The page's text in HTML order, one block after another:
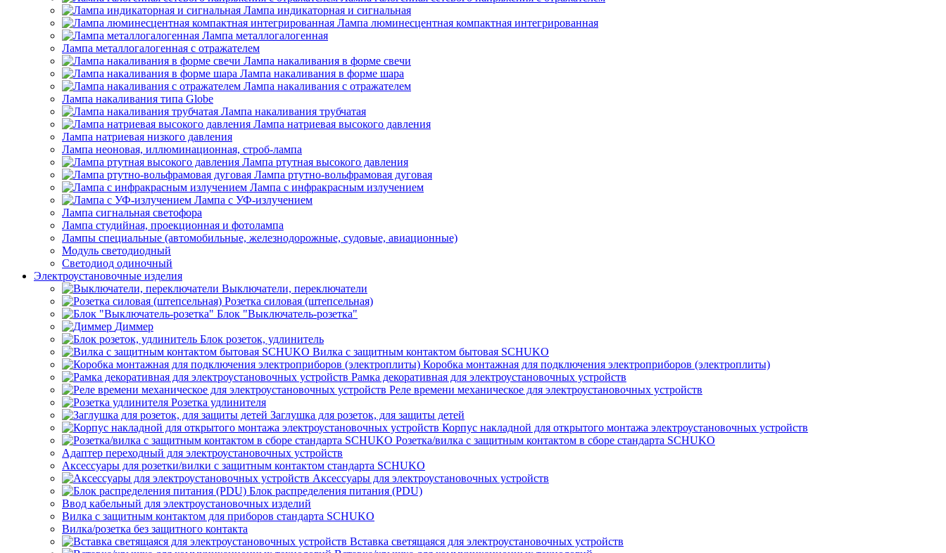
Лампа индикаторная и сигнальная
Лампа люминесцентная компактная интегрированная
Лампа металлогалогенная
Лампа металлогалогенная с отражателем
Лампа накаливания в форме свечи
Лампа накаливания в форме шара
Лампа накаливания с отражателем
Лампа накаливания типа Globe
Лампа накаливания трубчатая
Лампа натриевая высокого давления
Лампа натриевая низкого давления
Лампа неоновая, иллюминационная, строб-лампа
Лампа ртутная высокого давления
Лампа ртутно-вольфрамовая дуговая
Лампа с инфракрасным излучением
Лампа с УФ-излучением
Лампа сигнальная светофора
Лампа студийная, проекционная и фотолампа
Лампы специальные (автомобильные, железнодорожные, судовые, авиационные)
Модуль светодиодный
Светодиод одиночный
Электроустановочные изделия
Выключатели, переключатели
Розетка силовая (штепсельная)
Блок "Выключатель-розетка"
Диммер
Блок розеток, удлинитель
Вилка с защитным контактом бытовая SCHUKO
Коробка монтажная для подключения электроприборов (электроплиты)
Рамка декоративная для электроустановочных устройств
Реле времени механическое для электроустановочных устройств
Розетка удлинителя
Заглушка для розеток, для защиты детей
Корпус накладной для открытого монтажа электроустановочных устройств
Розетка/вилка с защитным контактом в сборе стандарта SCHUKO
Адаптер переходный для электроустановочных устройств
Аксессуары для розетки/вилки с защитным контактом стандарта SCHUKO
Аксессуары для электроустановочных устройств
Блок распределения питания (PDU)
Ввод кабельный для электроустановочных изделий
Вилка с защитным контактом для приборов стандарта SCHUKO
Вилка/розетка без защитного контакта
Вставка светящаяся для электроустановочных устройств